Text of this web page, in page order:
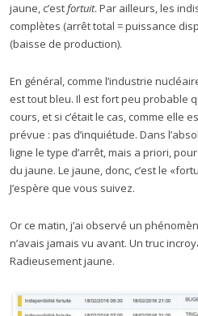
jaune, c’estfortuit. Par ailleurs, les
complètes (arrêt total = puissance
(baisse de production).
En général, comme l’industrie
est tout bleu. Il est fort peu probable
cours, et si c’était le cas, comme elle
prévue : pas d’inquiétude. Dans
ligne le type d’arrêt, mais a priori,
du jaune. Le jaune, donc, c’est le
J’espère que vous suivez.
Or ce matin, j’ai observé un
n’avais jamais vu avant. Un truc
Radieusement jaune.